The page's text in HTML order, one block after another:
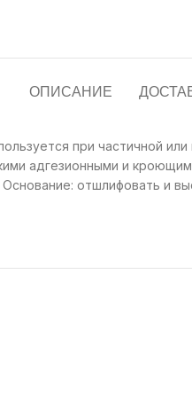
ОПИСАНИЕ
при частичной
адгезионными и
отшлифовать и